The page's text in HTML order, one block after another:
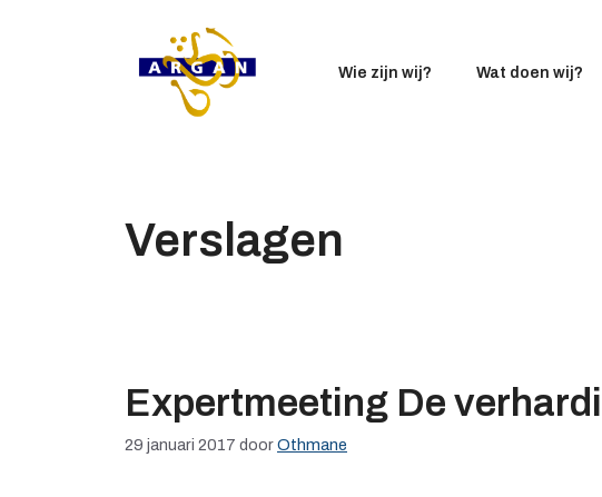
Wie zijn wij? Wat doen wij?
Verslagen
Expertmeeting De
29 januari 2017 doorOthmane